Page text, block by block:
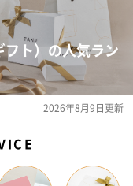
ト）の人気ラン
2026年8月9日更新